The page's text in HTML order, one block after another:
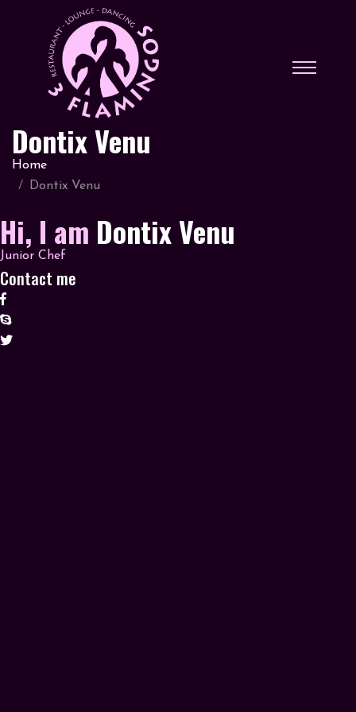
Dontix Venu
Home
Dontix Venu
Hi, I am Dontix Venu
Junior Chef
Contact me